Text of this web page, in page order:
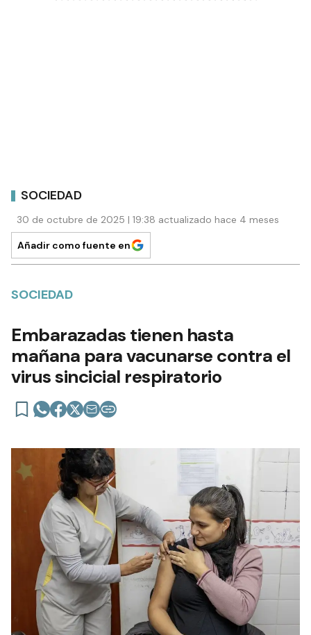
SOCIEDAD
30 de octubre de 2025 | 19:38 actualizado hace 4 meses
Añadir como fuente en
SOCIEDAD
Embarazadas tienen hasta
mañana para vacunarse contra el
virus sincicial respiratorio